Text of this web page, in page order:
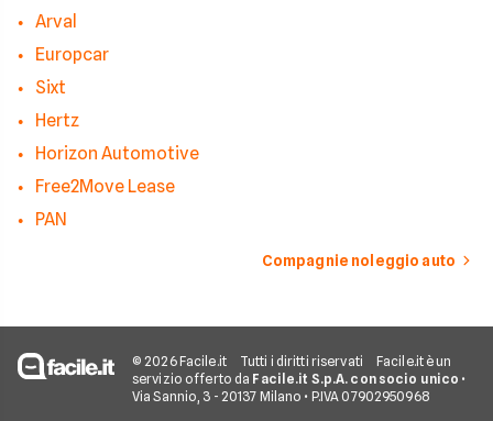
Arval
Europcar
Sixt
Hertz
Horizon Automotive
Free2Move Lease
PAN
Compagnie noleggio auto
© 2026 Facile.it Tutti i diritti riservati
Facile.it è un
servizio offerto da Facile.it S.p.A. con socio unico •
Via Sannio, 3 - 20137 Milano • P.IVA 07902950968